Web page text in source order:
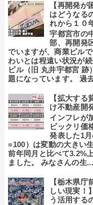
【再開発
はどうなる
れから１０
宇都宮市の
部、再開発
でいますが、商業ビル
わいとは程遠い状況が
ビル（旧 丸井宇都宮 跡
題になっています。 過
【拡大す
け不動産開
インフレが
ビックリ価
発表した1
=100）は変動の大きい
前年同月と比べて3.2%
ました。 みなさんの生...
【栃木県
しい現実！
う活用する